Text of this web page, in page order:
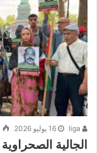
16 يوليو 2026
الجالية